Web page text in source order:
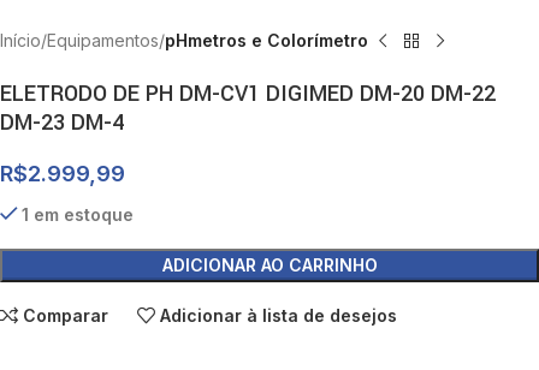
Início Equipamentos pHmetros e Colorímetro
ELETRODO DE PH DM-CV1 DIGIMED DM-20 DM-22
DM-23 DM-4
R$2.999,99
1 em estoque
ADICIONAR AO CARRINHO
Comparar Adicionar à lista de desejos